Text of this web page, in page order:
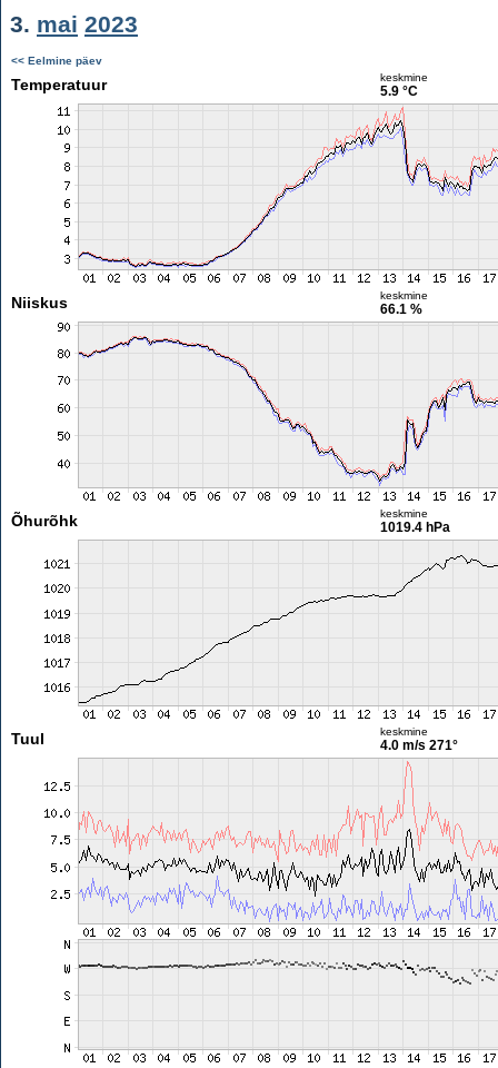
3. mai 2023
<< Eelmine päev
Temperatuur keskmine
5.9 °C
Niiskus keskmine
66.1 %
Õhurõhk keskmine
1019.4 hPa
Tuul keskmine
4.0 m/s 271°